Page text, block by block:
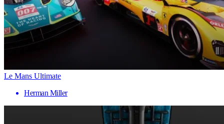
Le Mans Ultimate
Herman Miller